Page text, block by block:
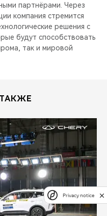
партнёрами. Через
компания стремится
решения с
будут способствовать
так и мировой
Privacy notice